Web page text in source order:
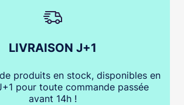
LIVRAISON J+1
produits en stock, disponibles en
pour toute commande passée
avant 14h !